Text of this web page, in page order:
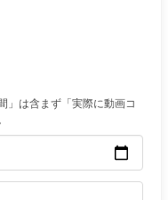
」は含まず「実際に動画コ